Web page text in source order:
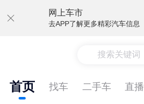
网上车市
去APP了解更多精彩汽车信息
搜索关键词
首页 找车 二手车 直播